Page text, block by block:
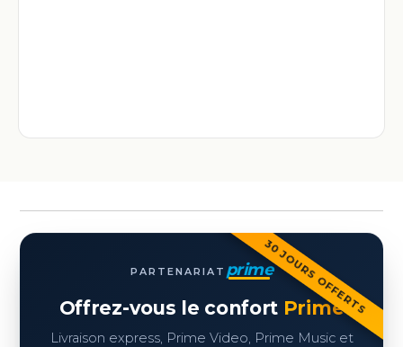
30 JOURS OFFERTS
PARTENARIAT prime
Offrez-vous le confort Prime
Livraison express, Prime Video, Prime Music et